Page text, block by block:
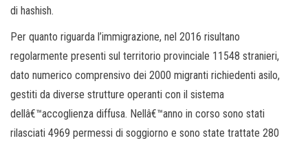
di hashish.
Per quanto riguarda l’immigrazione, nel 2016 risultano
regolarmente presenti sul territorio provinciale 11548 stranieri,
dato numerico comprensivo dei 2000 migranti richiedenti asilo,
gestiti da diverse strutture operanti con il sistema
dellâ€™accoglienza diffusa. Nellâ€™anno in corso sono stati
rilasciati 4969 permessi di soggiorno e sono state trattate 280